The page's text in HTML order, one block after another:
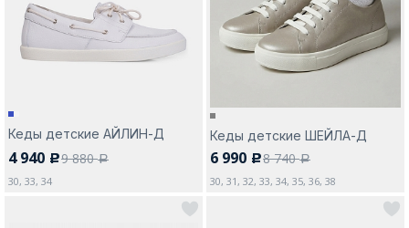
Кеды детские АЙЛИН-Д
4 940 c9 880a
30, 33, 34
Кеды детские ШЕЙЛА-Д
6 990 c8 740a
30, 31, 32, 33, 34, 35, 36, 38